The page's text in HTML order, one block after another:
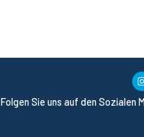
Folgen Sie uns auf den Sozialen